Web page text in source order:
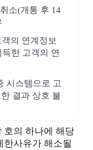
소(개통 후 14
의 연계정보
한 고객의 연
시스템으로 고
결과 상호 불
의 하나에 해당
한사유가 해소될